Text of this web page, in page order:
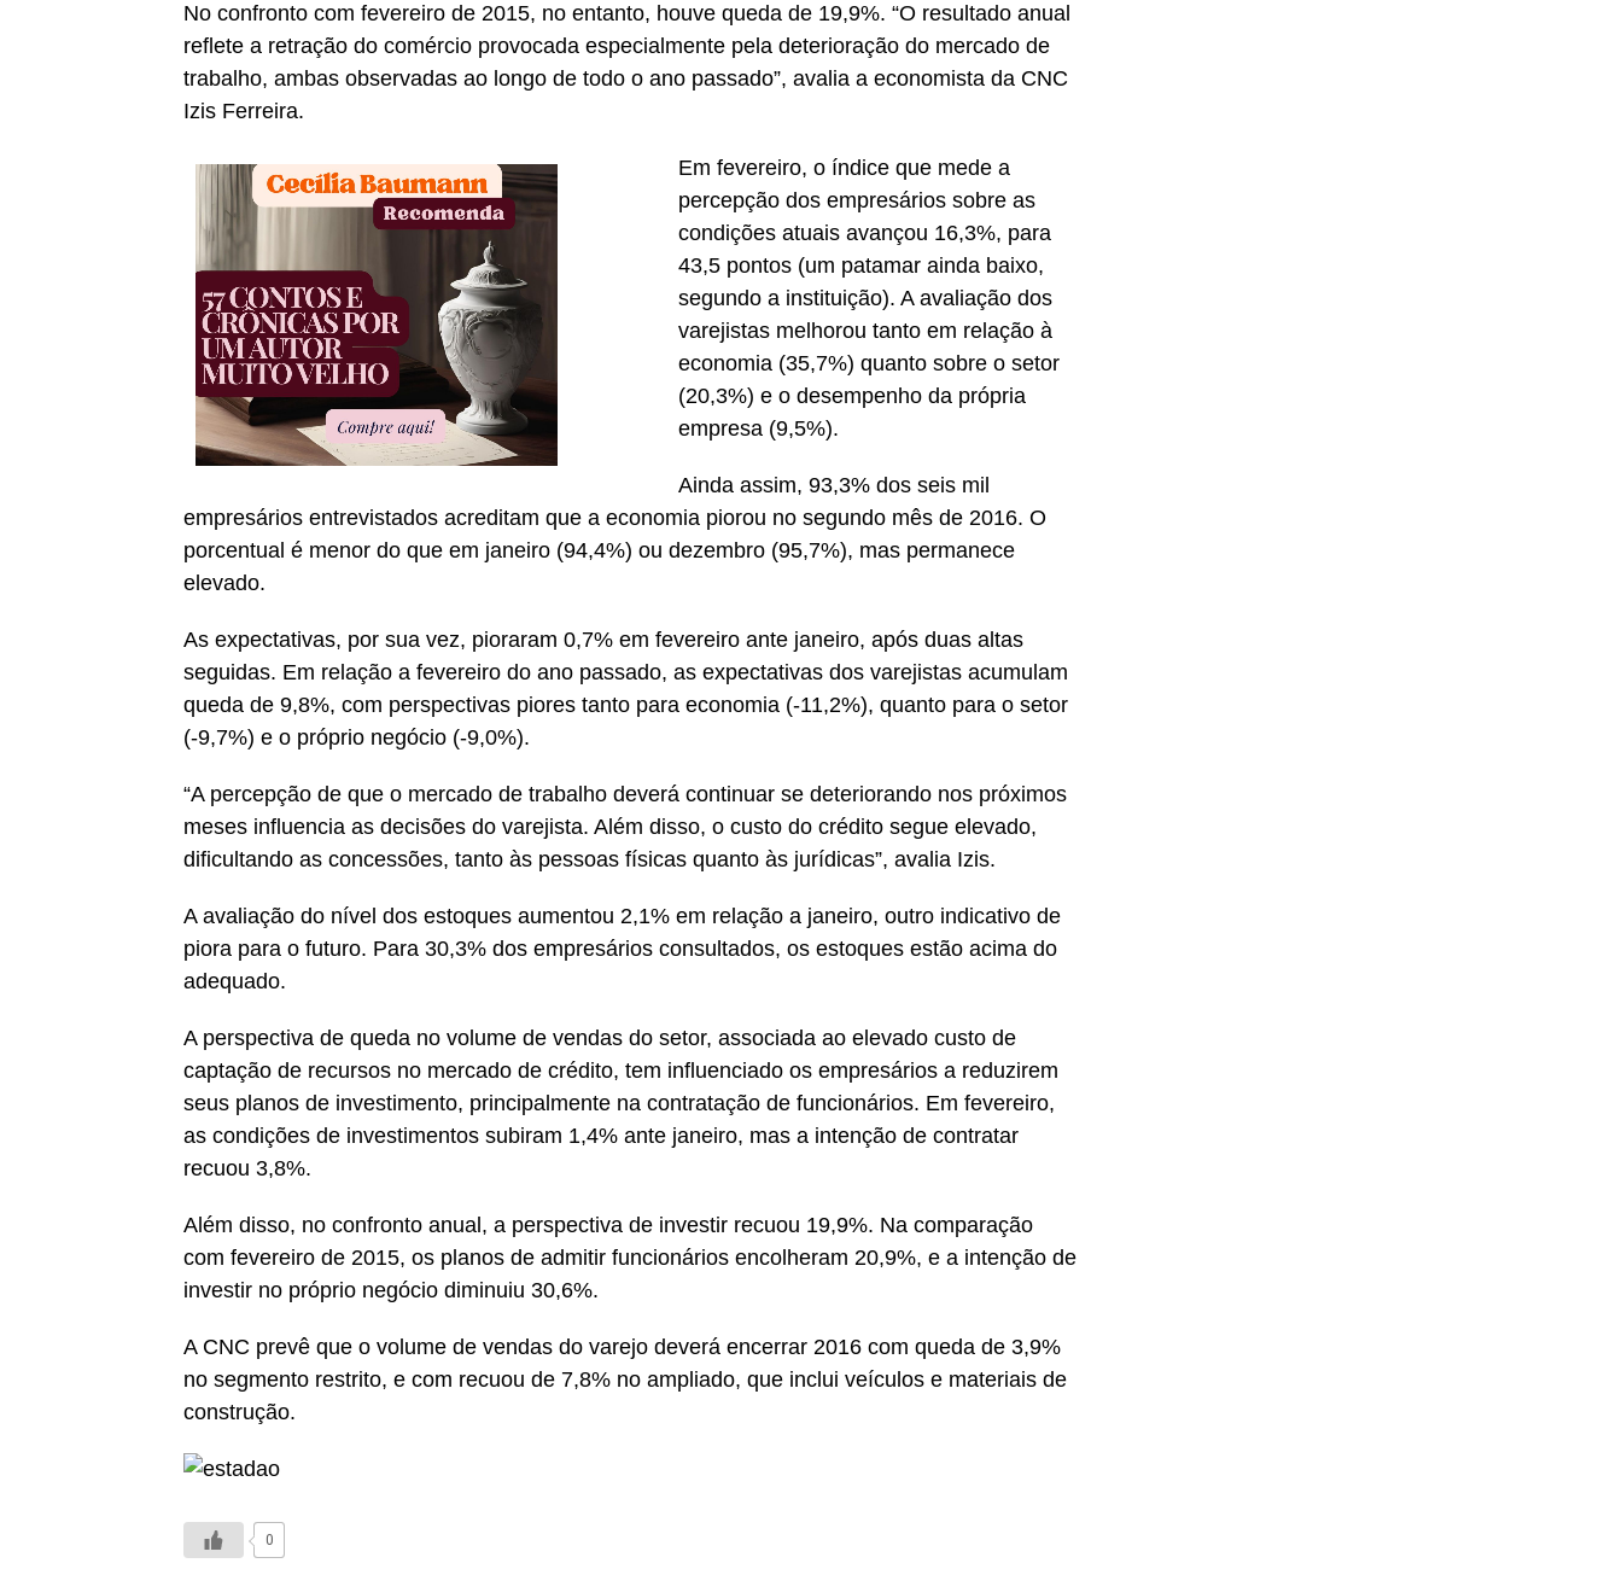
No confronto com fevereiro de 2015, no entanto, houve queda de 19,9%. “O resultado anual
reflete a retração do comércio provocada especialmente pela deterioração do mercado de
trabalho, ambas observadas ao longo de todo o ano passado”, avalia a economista da CNC
Izis Ferreira.
Em fevereiro, o índice que mede a
percepção dos empresários sobre as
condições atuais avançou 16,3%, para
43,5 pontos (um patamar ainda baixo,
segundo a instituição). A avaliação dos
varejistas melhorou tanto em relação à
economia (35,7%) quanto sobre o setor
(20,3%) e o desempenho da própria
empresa (9,5%).
Ainda assim, 93,3% dos seis mil
empresários entrevistados acreditam que a economia piorou no segundo mês de 2016. O
porcentual é menor do que em janeiro (94,4%) ou dezembro (95,7%), mas permanece
elevado.
As expectativas, por sua vez, pioraram 0,7% em fevereiro ante janeiro, após duas altas
seguidas. Em relação a fevereiro do ano passado, as expectativas dos varejistas acumulam
queda de 9,8%, com perspectivas piores tanto para economia (-11,2%), quanto para o setor
(-9,7%) e o próprio negócio (-9,0%).
“A percepção de que o mercado de trabalho deverá continuar se deteriorando nos próximos
meses influencia as decisões do varejista. Além disso, o custo do crédito segue elevado,
dificultando as concessões, tanto às pessoas físicas quanto às jurídicas”, avalia Izis.
A avaliação do nível dos estoques aumentou 2,1% em relação a janeiro, outro indicativo de
piora para o futuro. Para 30,3% dos empresários consultados, os estoques estão acima do
adequado.
A perspectiva de queda no volume de vendas do setor, associada ao elevado custo de
captação de recursos no mercado de crédito, tem influenciado os empresários a reduzirem
seus planos de investimento, principalmente na contratação de funcionários. Em fevereiro,
as condições de investimentos subiram 1,4% ante janeiro, mas a intenção de contratar
recuou 3,8%.
Além disso, no confronto anual, a perspectiva de investir recuou 19,9%. Na comparação
com fevereiro de 2015, os planos de admitir funcionários encolheram 20,9%, e a intenção de
investir no próprio negócio diminuiu 30,6%.
A CNC prevê que o volume de vendas do varejo deverá encerrar 2016 com queda de 3,9%
no segmento restrito, e com recuou de 7,8% no ampliado, que inclui veículos e materiais de
construção.
0